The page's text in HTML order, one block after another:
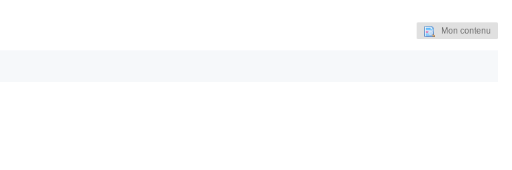
Mon contenu